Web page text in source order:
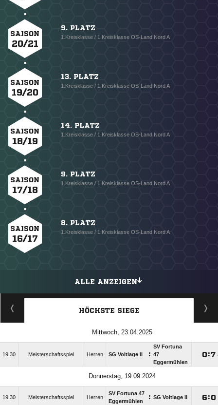
SAISON
20/21
9. PLATZ
1.Kreisklasse / 1.Kreisklasse OS-Land Nord A
SAISON
19/20
13. PLATZ
1.Kreisklasse / 1.Kreisklasse OS-Land Nord A
SAISON
18/19
14. PLATZ
1.Kreisklasse / 1.Kreisklasse OS-Land Nord A
SAISON
17/18
9. PLATZ
1.Kreisklasse / 1.Kreisklasse OS-Land Nord A
SAISON
16/17
8. PLATZ
1.Kreisklasse / 1.Kreisklasse OS-Land Nord A
ALLE ANZEIGEN
HÖCHSTE SIEGE
Mittwoch, 23.04.2025
19:30 Meisterschaftsspiel Herren SG Voltlage II :
SV Fortuna
47
Eggermühlen
:
Donnerstag, 19.09.2024
19:30 Meisterschaftsspiel Herren
SV Fortuna 47
Eggermühlen
: SG Voltlage II :